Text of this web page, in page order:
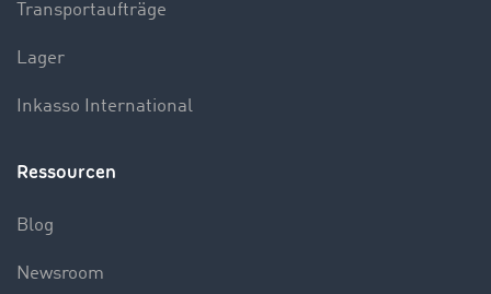
Transportaufträge
Lager
Inkasso International
Ressourcen
Blog
Newsroom